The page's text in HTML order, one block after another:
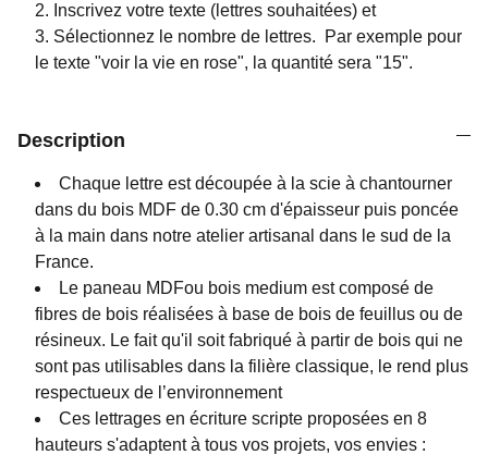
Inscrivez votre texte (lettres souhaitées) et
Sélectionnez le nombre de lettres. Par exemple pour
le texte "voir la vie en rose", la quantité sera "15".
Description
Chaque lettre est découpée à la scie à chantourner
dans du bois MDF de 0.30 cm d'épaisseur puis poncée
à la main dans notre atelier artisanal dans le sud de la
France.
Le paneau MDFou bois medium est composé de
fibres de bois réalisées à base de bois de feuillus ou de
résineux. Le fait qu'il soit fabriqué à partir de bois qui ne
sont pas utilisables dans la filière classique, le rend plus
respectueux de l’environnement
Ces lettrages en écriture scripte proposées en 8
hauteurs s'adaptent à tous vos projets, vos envies :